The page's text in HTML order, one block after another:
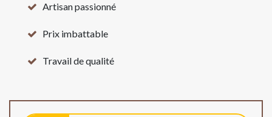
Artisan passionné
Prix imbattable
Travail de qualité